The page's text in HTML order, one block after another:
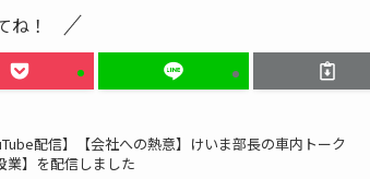
ね！
配信】【会社への熱意】けいま部長の車内トーク
業】を配信しました